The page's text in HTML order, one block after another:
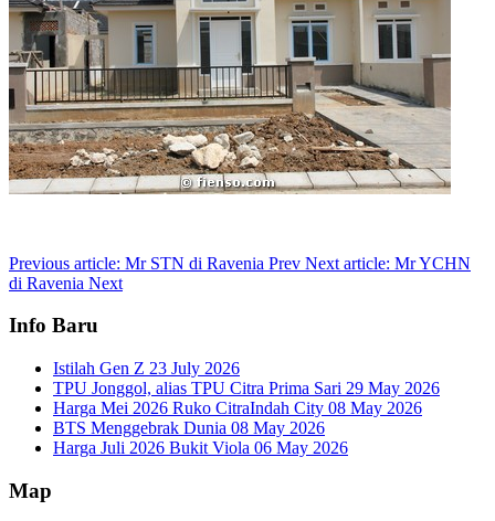
Previous article: Mr STN di Ravenia Prev Next article: Mr YCHN
di Ravenia Next
Info Baru
Istilah Gen Z 23 July 2026
TPU Jonggol, alias TPU Citra Prima Sari 29 May 2026
Harga Mei 2026 Ruko CitraIndah City 08 May 2026
BTS Menggebrak Dunia 08 May 2026
Harga Juli 2026 Bukit Viola 06 May 2026
Map